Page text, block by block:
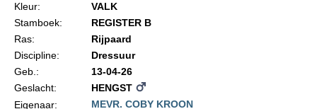
Informatie
Statuten en reglementen
Algemeen
Kleur:
VALK
Stamboek:
REGISTER B
Ras:
Rijpaard
Discipline:
Dressuur
Geb.:
13-04-26
Geslacht:
HENGST
Eigenaar:
MEVR. COBY KROON